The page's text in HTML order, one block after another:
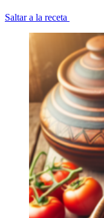
Saltar a la receta